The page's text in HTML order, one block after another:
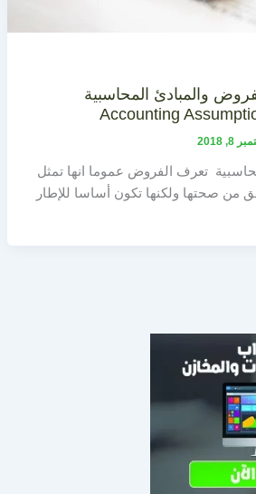
والمبادئ المحاسبية
2018
تعرف الفروض عموما انها تمثل
من صحتها ولكنها تكون أساسا للإطار